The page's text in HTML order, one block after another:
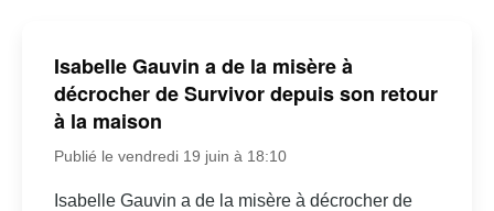
Isabelle Gauvin a de la misère à
décrocher de Survivor depuis son retour
à la maison
Publié le vendredi 19 juin à 18:10
Isabelle Gauvin a de la misère à décrocher de